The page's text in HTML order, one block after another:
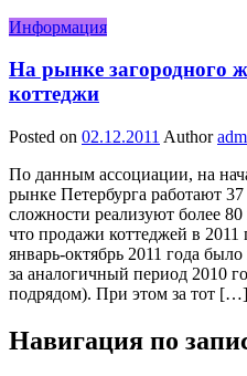
Информация
На рынке загородного
коттеджи
Posted on 02.12.2011 Author
По данным ассоциации, на
рынке Петербурга работают
сложности реализуют более
что продажи коттеджей в 2011
январь-октябрь 2011 года
за аналогичный период 2010
подрядом). При этом за тот […]
Навигация по